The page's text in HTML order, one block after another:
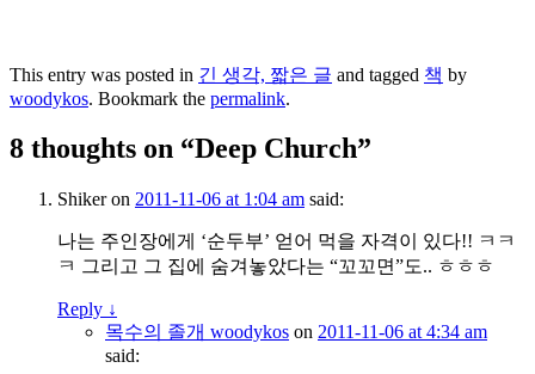
This entry was posted in 긴 생각, 짧은 글 and tagged 책 by
woodykos. Bookmark the permalink.
8 thoughts on “Deep Church”
Shikeron 2011-11-06 at 1:04 am said:
나는 주인장에게 ‘순두부’ 얻어 먹을 자격이 있다!! ㅋㅋ
ㅋ 그리고 그 집에 숨겨놓았다는 “꼬꼬면”도.. ㅎㅎㅎ
Reply ↓
목수의 졸개 woodykos on 2011-11-06 at 4:34 am
said: